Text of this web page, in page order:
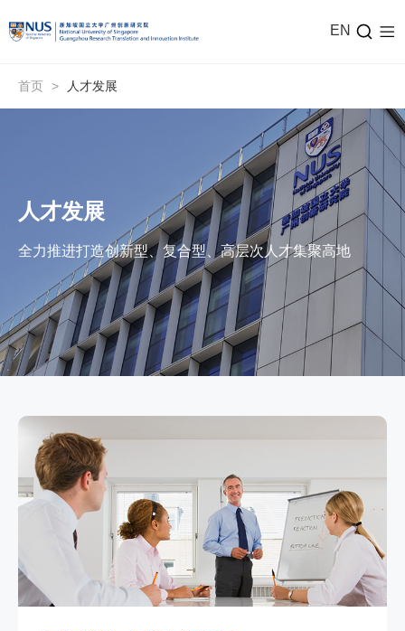
EN
首页 > 人才发展
人才发展
全力推进打造创新型、复合型、高层次人才集聚高地